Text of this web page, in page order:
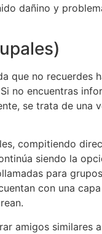
dañino y
que no
no encuentras
se trata de
compitiendo
siendo la
para
con una
amigos